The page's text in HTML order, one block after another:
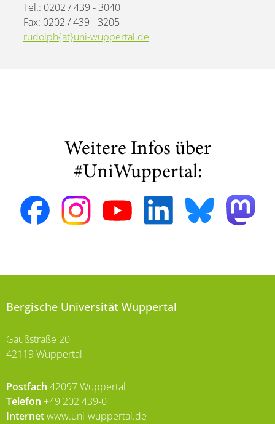
Tel.: 0202 / 439 - 3040
Fax: 0202 / 439 - 3205
rudolph{at}uni-wuppertal.de
Weitere Infos über
#UniWuppertal:
Bergische Universität Wuppertal
Gaußstraße 20
42119 Wuppertal
Postfach 42097 Wuppertal
Telefon +49 202 439-0
Internetwww.uni-wuppertal.de